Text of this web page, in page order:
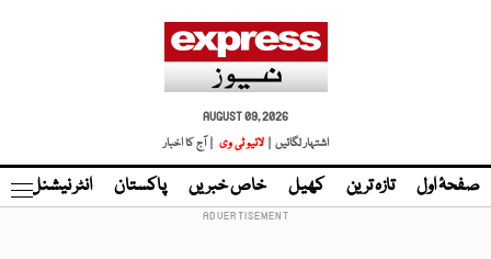
AUGUST 09, 2026
اشتہار لگائیں |
لائیو ٹی وی | آج کا اخبار
صفحۂ اول تازہ ترین کھیل خاص خبریں پاکستان انٹر نیشنل